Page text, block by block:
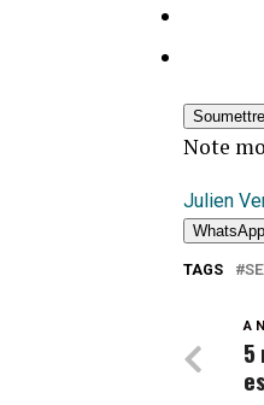
Note
Julien
WhatsApp
TAGS
A
5